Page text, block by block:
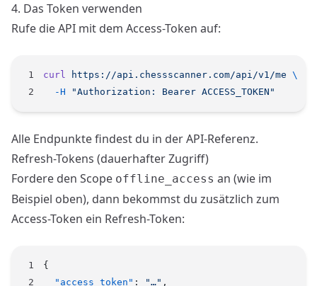
4. Das Token verwenden
Rufe die API mit dem Access-Token auf:
curl https://api.chessscanner.com/api/v1/me \
  -H
"Authorization: Bearer ACCESS_TOKEN"
Alle Endpunkte findest du in derAPI-Referenz.
Refresh-Tokens (dauerhafter Zugriff)
Fordere den Scope offline_access an (wie im
Beispiel oben), dann bekommst du zusätzlich zum
Access-Token ein Refresh-Token:
{
  "access_token"
: "…" ,